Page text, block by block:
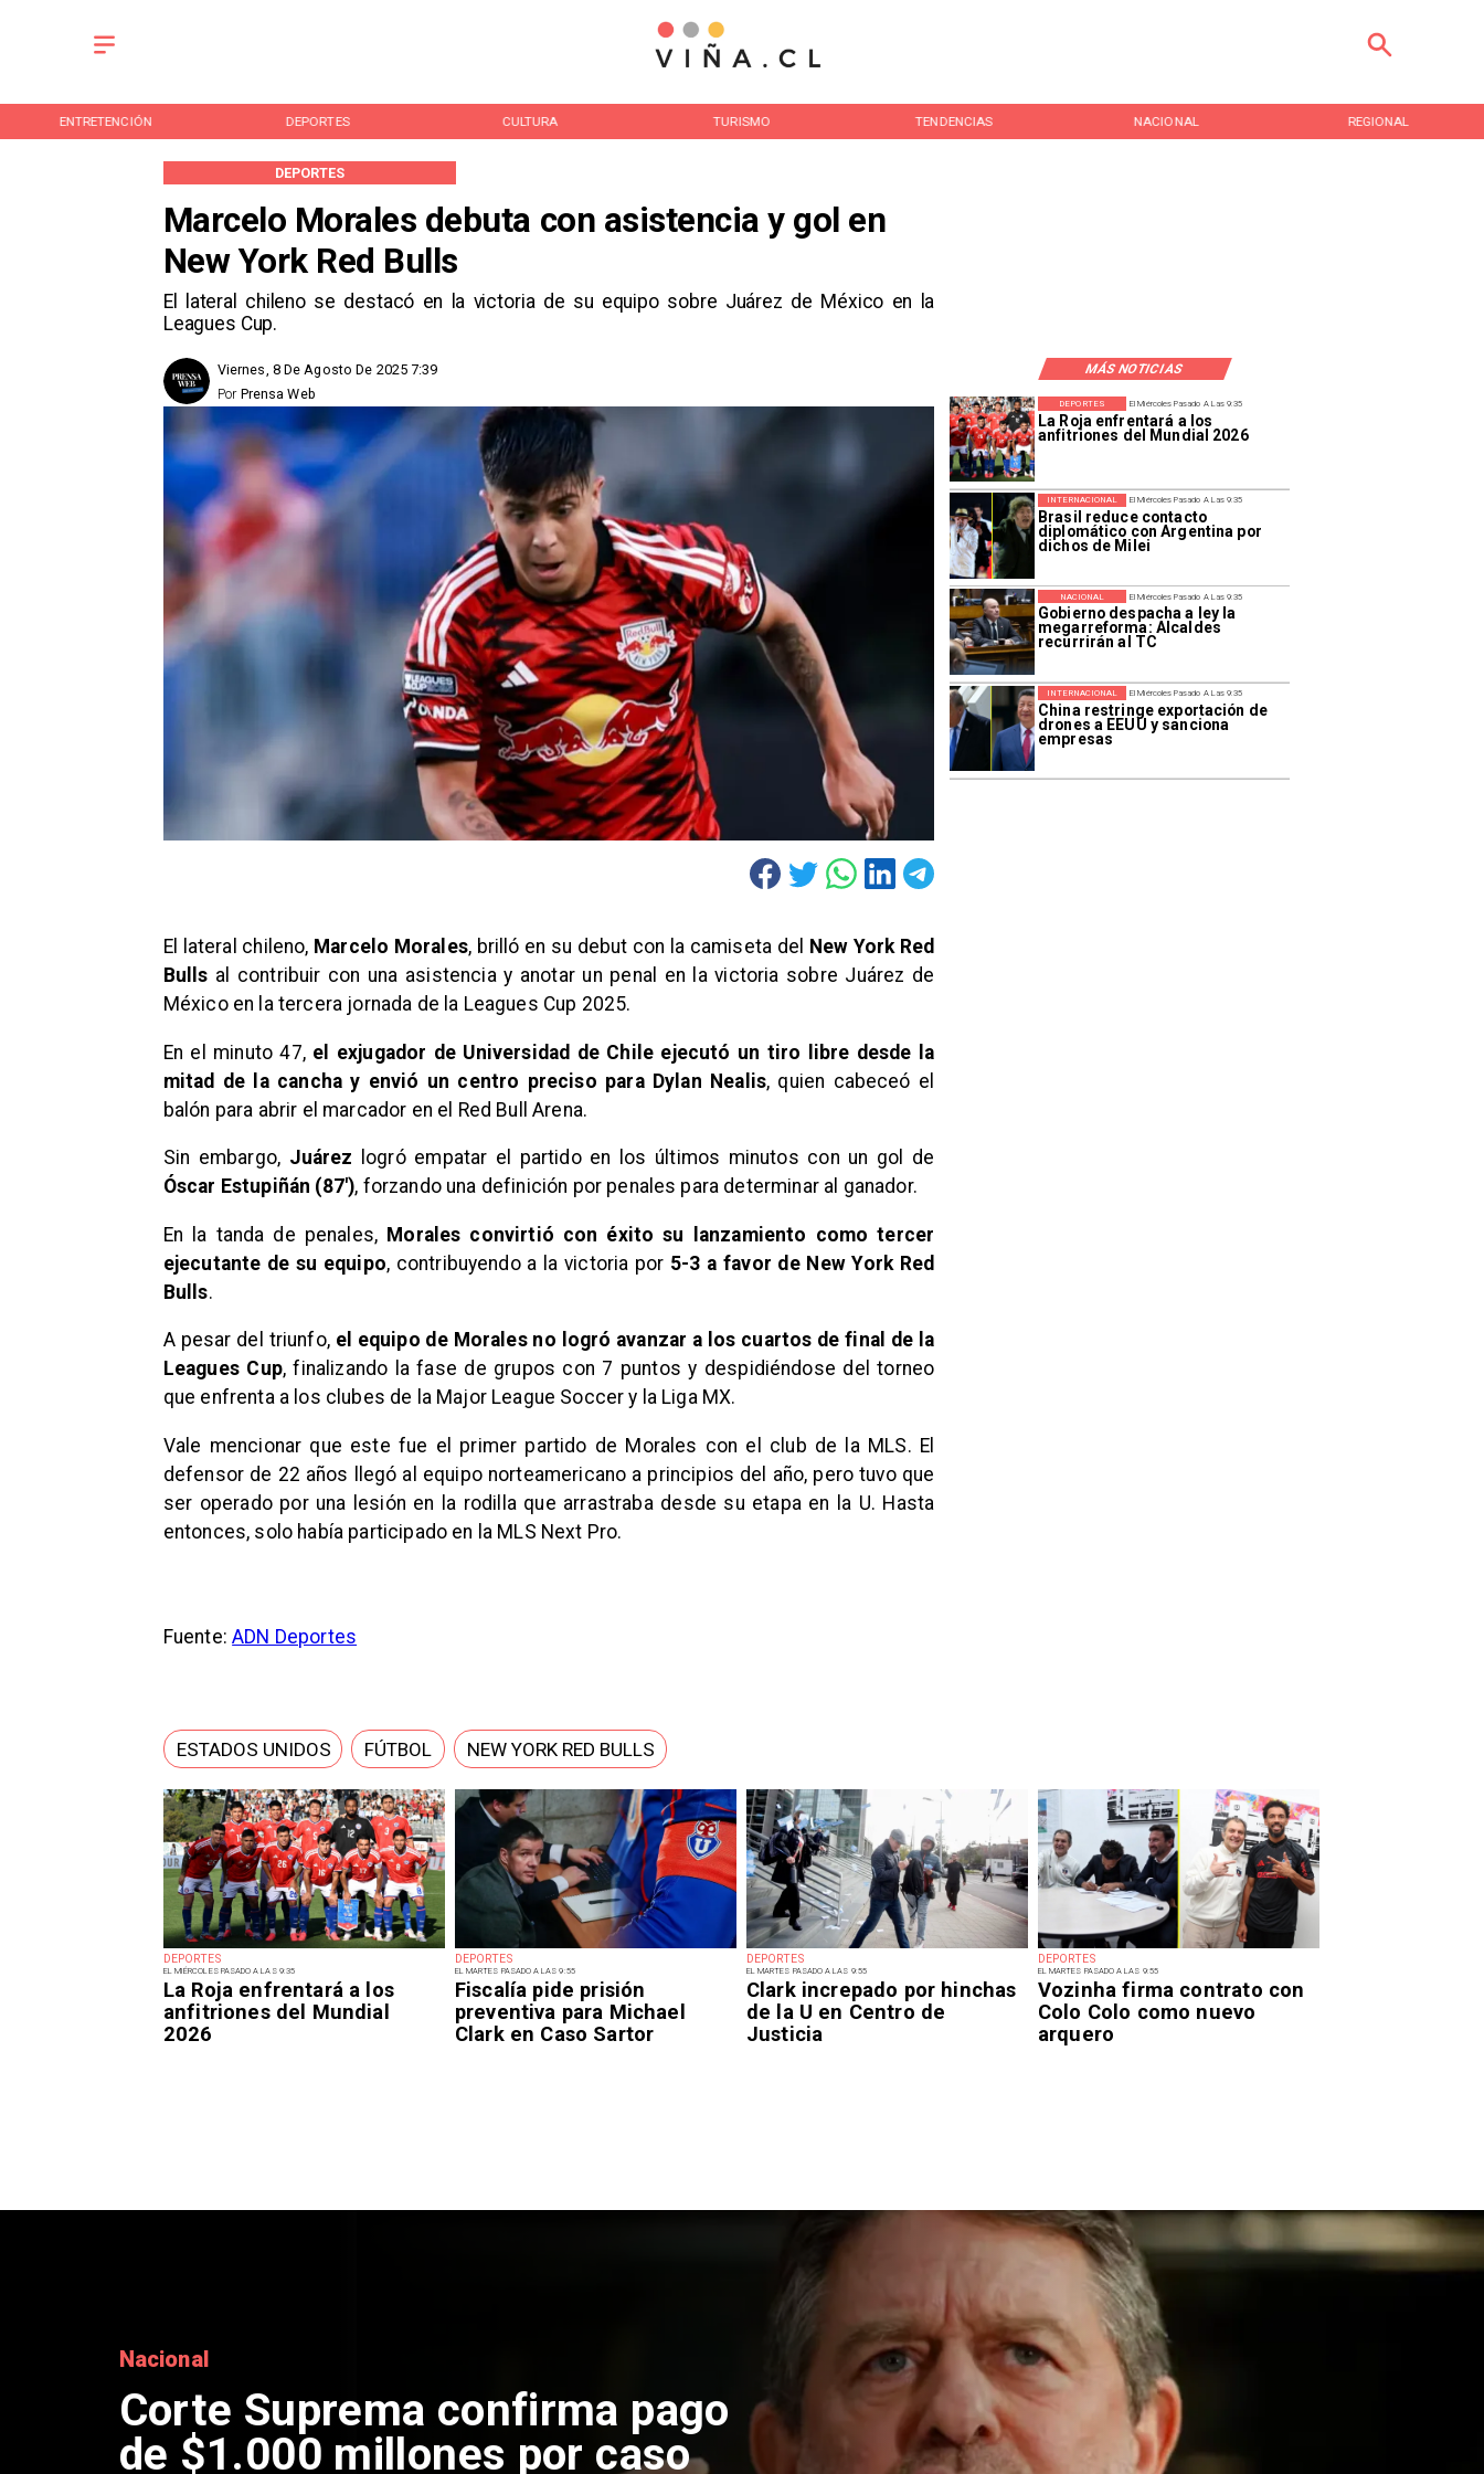
ENTRETENCIÓN DEPORTES CULTURA TURISMO TENDENCIAS NACIONAL REGIONAL
Marcelo Morales debuta con asistencia y gol en
New York Red Bulls
El lateral chileno se destacó en la victoria de su equipo sobre Juárez de México en la
Leagues Cup.
DEPORTES
MÁS NOTICIAS
Viernes, 8 De Agosto De 2025 7:39
Prensa Web
Por
DEPORTES
EL MIÉRCOLES PASADO A LAS 9:35
La Roja enfrentará a los
anfitriones del Mundial
2026
DEPORTES
EL MARTES PASADO A LAS 9:55
Fiscalía pide prisión
preventiva para Michael
Clark en Caso Sartor
DEPORTES
EL MARTES PASADO A LAS 9:55
Clark increpado por hinchas
de la U en Centro de
Justicia
DEPORTES
EL MARTES PASADO A LAS 9:55
Vozinha firma contrato con
Colo Colo como nuevo
arquero
El Miércoles Pasado A Las 9:35
La Roja enfrentará a los
anfitriones del Mundial 2026
DEPORTES
El Miércoles Pasado A Las 9:35
Brasil reduce contacto
diplomático con Argentina por
dichos de Milei
INTERNACIONAL
El Miércoles Pasado A Las 9:35
Gobierno despacha a ley la
megarreforma: Alcaldes
recurrirán al TC
NACIONAL
El Miércoles Pasado A Las 9:35
China restringe exportación de
drones a EEUU y sanciona
empresas
INTERNACIONAL
El lateral chileno, Marcelo Morales, brilló en su debut con la camiseta del
New York Red
Bulls al contribuir con una asistencia y anotar un penal en la victoria sobre Juárez de
México en la tercera jornada de la Leagues Cup 2025.
En el minuto 47, el exjugador de Universidad de Chile ejecutó un tiro libre desde la
mitad de la cancha y envió un centro preciso para Dylan Nealis, quien cabeceó el
balón para abrir el marcador en el Red Bull Arena.
Sin embargo, Juárez logró empatar el partido en los últimos minutos con un gol de
Óscar Estupiñán (87′), forzando una definición por penales para determinar al ganador.
En la tanda de penales, Morales convirtió con éxito su lanzamiento como tercer
ejecutante de su equipo, contribuyendo a la victoria por 5-3 a favor de New York Red
Bulls.
A pesar del triunfo, el equipo de Morales no logró avanzar a los cuartos de final de la
Leagues Cup, finalizando la fase de grupos con 7 puntos y despidiéndose del torneo
que enfrenta a los clubes de la Major League Soccer y la Liga MX.
Vale mencionar que este fue el primer partido de Morales con el club de la MLS. El
defensor de 22 años llegó al equipo norteamericano a principios del año, pero tuvo que
ser operado por una lesión en la rodilla que arrastraba desde su etapa en la U. Hasta
entonces, solo había participado en la MLS Next Pro.
Fuente:ADN Deportes
ESTADOS UNIDOS FÚTBOL NEW YORK RED BULLS
Nacional
Codelco suspende construcción
de Andes Norte en El Teniente